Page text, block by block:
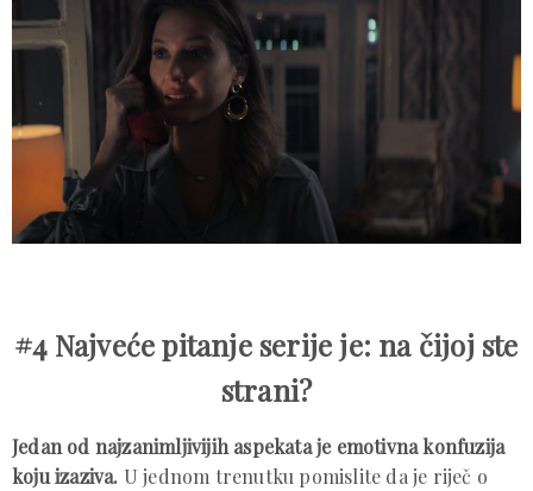
#4 Najveće pitanje serije je: na čijoj ste
strani?
Jedan od najzanimljivijih aspekata je emotivna konfuzija
koju izaziva. U jednom trenutku pomislite da je riječ o